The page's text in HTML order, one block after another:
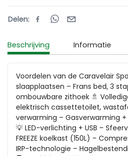
Delen:
Beschrijving Informatie
Voordelen van de Caravelair
slaapplaatsen – Frans bed, 3
ombouwbare zithoek 🚿
elektrisch cassettetoilet,
verwarming – Gasverwarming
💡 LED-verlichting + USB –
FREEZE koelkast (150L) –
IRP-technologie –